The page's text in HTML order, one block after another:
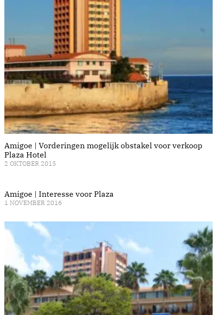
Amigoe | Vorderingen mogelijk obstakel voor verkoop
Plaza Hotel
2 OKTOBER 2015
Amigoe | Interesse voor Plaza
1 NOVEMBER 2016